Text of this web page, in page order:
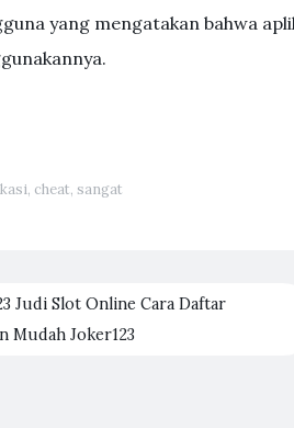
yang mengatakan bahwa
, cheat, sangat
Judi Slot Online Cara Daftar
Mudah Joker123